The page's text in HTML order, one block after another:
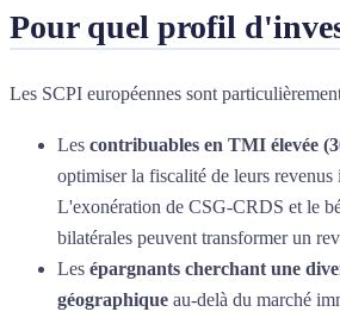
Pour quel profil
Les SCPI européennes sont
Les contribuables en TMI élevée
optimiser la fiscalité de leurs revenus
L'exonération de CSG-CRDS et le
bilatérales peuvent transformer un
Les épargnants cherchant une
géographique au-delà du marché